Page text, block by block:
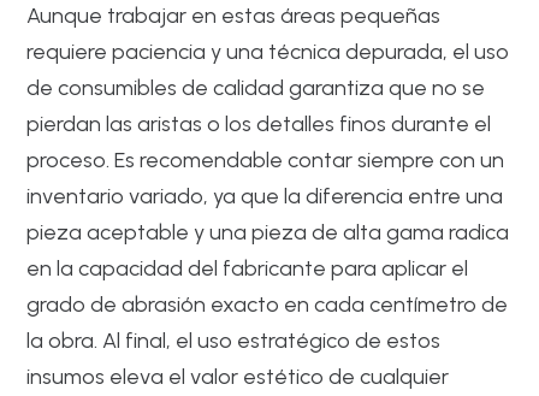
Aunque trabajar en estas áreas pequeñas
requiere paciencia y una técnica depurada, el uso
de consumibles de calidad garantiza que no se
pierdan las aristas o los detalles finos durante el
proceso. Es recomendable contar siempre con un
inventario variado, ya que la diferencia entre una
pieza aceptable y una pieza de alta gama radica
en la capacidad del fabricante para aplicar el
grado de abrasión exacto en cada centímetro de
la obra. Al final, el uso estratégico de estos
insumos eleva el valor estético de cualquier